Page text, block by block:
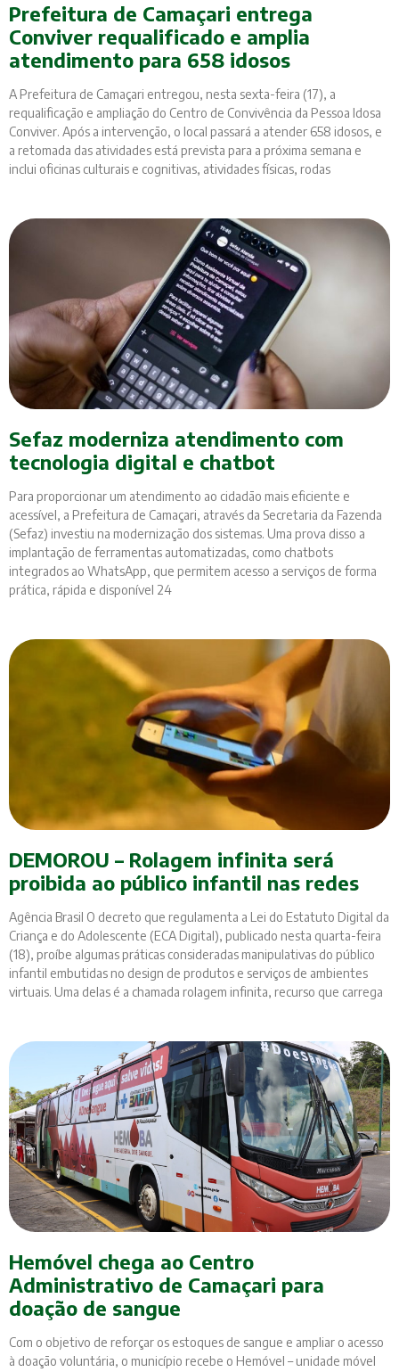
Prefeitura de Camaçari entrega
Conviver requalificado e amplia
atendimento para 658 idosos
A Prefeitura de Camaçari entregou, nesta sexta-feira (17), a
requalificação e ampliação do Centro de Convivência da Pessoa Idosa
Conviver. Após a intervenção, o local passará a atender 658 idosos, e
a retomada das atividades está prevista para a próxima semana e
inclui oficinas culturais e cognitivas, atividades físicas, rodas
Sefaz moderniza atendimento com
tecnologia digital e chatbot
Para proporcionar um atendimento ao cidadão mais eficiente e
acessível, a Prefeitura de Camaçari, através da Secretaria da Fazenda
(Sefaz) investiu na modernização dos sistemas. Uma prova disso a
implantação de ferramentas automatizadas, como chatbots
integrados ao WhatsApp, que permitem acesso a serviços de forma
prática, rápida e disponível 24
DEMOROU – Rolagem infinita será
proibida ao público infantil nas redes
Agência Brasil O decreto que regulamenta a Lei do Estatuto Digital da
Criança e do Adolescente (ECA Digital), publicado nesta quarta-feira
(18), proíbe algumas práticas consideradas manipulativas do público
infantil embutidas no design de produtos e serviços de ambientes
virtuais. Uma delas é a chamada rolagem infinita, recurso que carrega
Hemóvel chega ao Centro
Administrativo de Camaçari para
doação de sangue
Com o objetivo de reforçar os estoques de sangue e ampliar o acesso
à doação voluntária, o município recebe o Hemóvel – unidade móvel